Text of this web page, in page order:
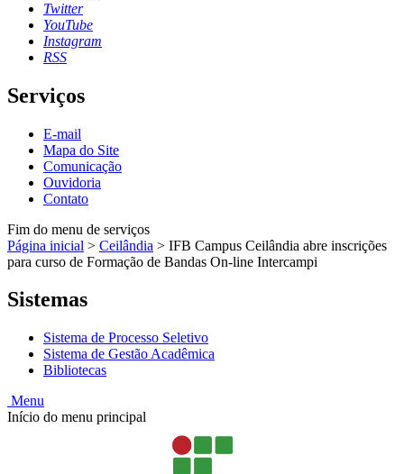
Twitter
YouTube
Instagram
RSS
Serviços
E-mail
Mapa do Site
Comunicação
Ouvidoria
Contato
Fim do menu de serviços
Página inicial > Ceilândia > IFB Campus Ceilândia abre inscrições
para curso de Formação de Bandas On-line Intercampi
Sistemas
Sistema de Processo Seletivo
Sistema de Gestão Acadêmica
Bibliotecas
Menu
Início do menu principal